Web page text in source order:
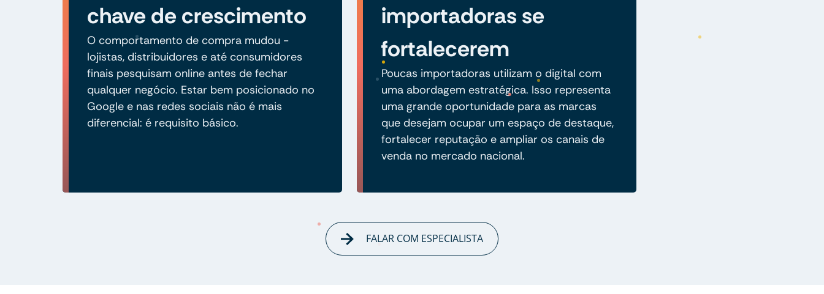
chave de crescimento
O comportamento de compra mudou -
lojistas, distribuidores e até consumidores
finais pesquisam online antes de fechar
qualquer negócio. Estar bem posicionado no
Google e nas redes sociais não é mais
diferencial: é requisito básico.
importadoras se
fortalecerem
Poucas importadoras utilizam o digital com
uma abordagem estratégica. Isso representa
uma grande oportunidade para as marcas
que desejam ocupar um espaço de destaque,
fortalecer reputação e ampliar os canais de
venda no mercado nacional.
FALAR COM ESPECIALISTA